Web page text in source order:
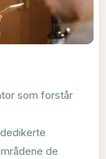
som forstår
de